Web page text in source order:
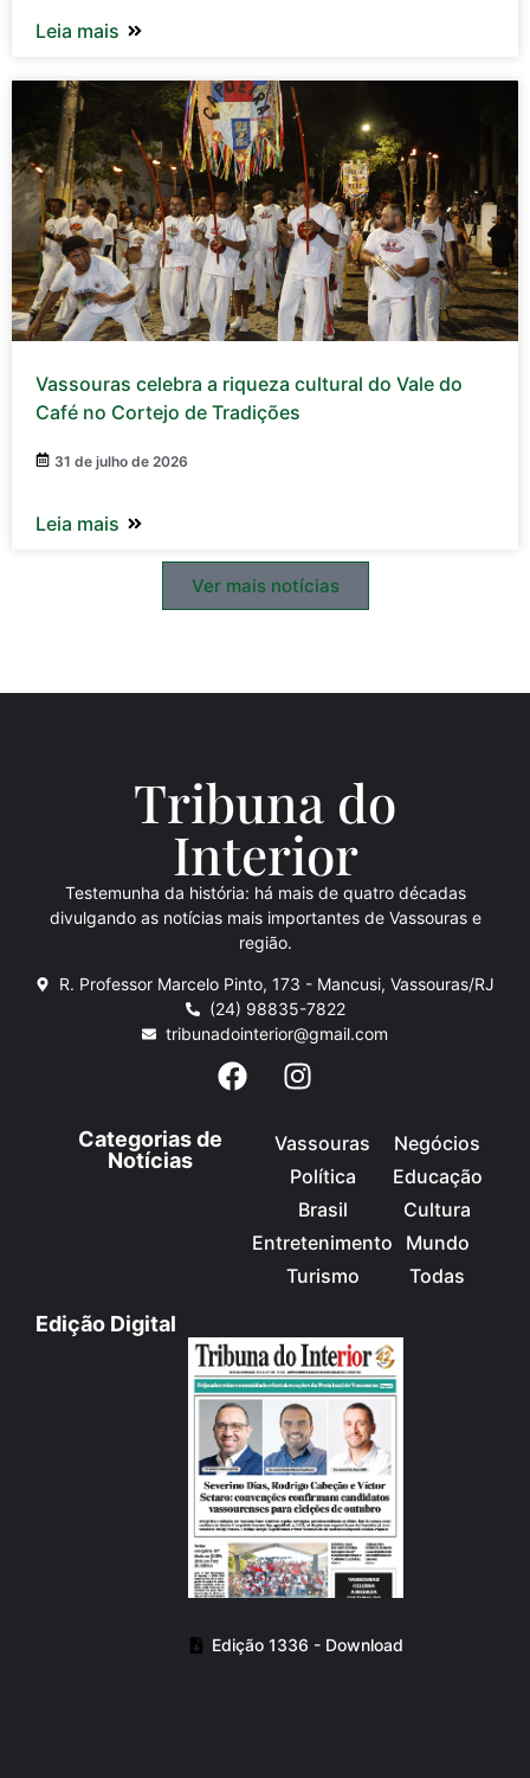
Leia mais
Vassouras celebra a riqueza cultural do Vale do
Café no Cortejo de Tradições
31 de julho de 2026
Leia mais
Ver mais notícias
Tribuna do
Interior
Testemunha da história: há mais de quatro décadas
divulgando as notícias mais importantes de Vassouras e
região.
R. Professor Marcelo Pinto, 173 - Mancusi, Vassouras/RJ
(24) 98835-7822
tribunadointerior@gmail.com
Categorias de
Notícias
Vassouras
Política
Brasil
Entretenimento
Turismo
Negócios
Educação
Cultura
Mundo
Todas
Edição Digital
Edição 1336 - Download